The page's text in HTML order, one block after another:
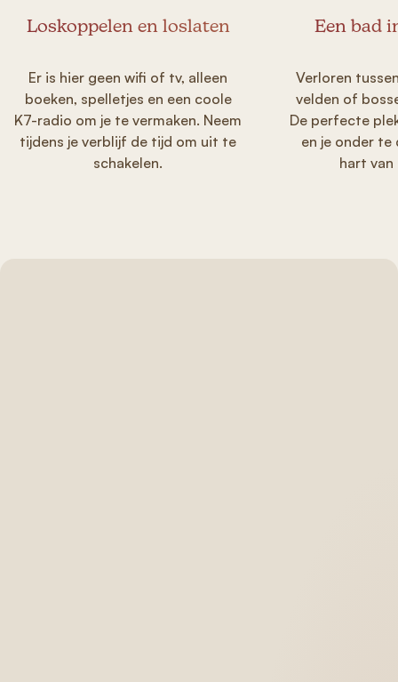
Loskoppelen en loslaten
Er is hier geen wifi of tv, alleen
boeken, spelletjes en een coole
K7-radio om je te vermaken. Neem
tijdens je verblijf de tijd om uit te
schakelen.
Een bad
Verloren
velden of
De perfecte
en je onder te
hart van